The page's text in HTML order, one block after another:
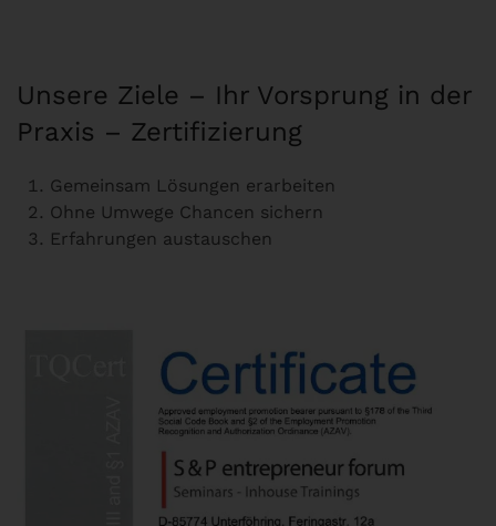
Unsere Ziele – Ihr Vorsprung in der
Praxis – Zertifizierung
Gemeinsam Lösungen erarbeiten
Ohne Umwege Chancen sichern
Erfahrungen austauschen